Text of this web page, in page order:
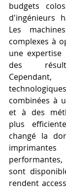
budgets
d'ingénieurs
Les
complexes à
une
des
combinées à
et à des
plus
changé la
sont
rendent